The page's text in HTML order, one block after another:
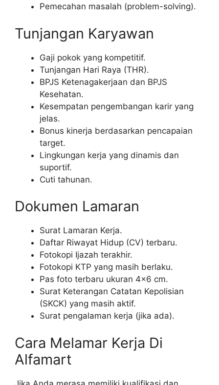
Pemecahan masalah (problem-solving).
Tunjangan Karyawan
Gaji pokok yang kompetitif.
Tunjangan Hari Raya (THR).
BPJS Ketenagakerjaan dan BPJS
Kesehatan.
Kesempatan pengembangan karir yang
jelas.
Bonus kinerja berdasarkan pencapaian
target.
Lingkungan kerja yang dinamis dan
suportif.
Cuti tahunan.
Dokumen Lamaran
Surat Lamaran Kerja.
Daftar Riwayat Hidup (CV) terbaru.
Fotokopi Ijazah terakhir.
Fotokopi KTP yang masih berlaku.
Pas foto terbaru ukuran 4×6 cm.
Surat Keterangan Catatan Kepolisian
(SKCK) yang masih aktif.
Surat pengalaman kerja (jika ada).
Cara Melamar Kerja Di
Alfamart